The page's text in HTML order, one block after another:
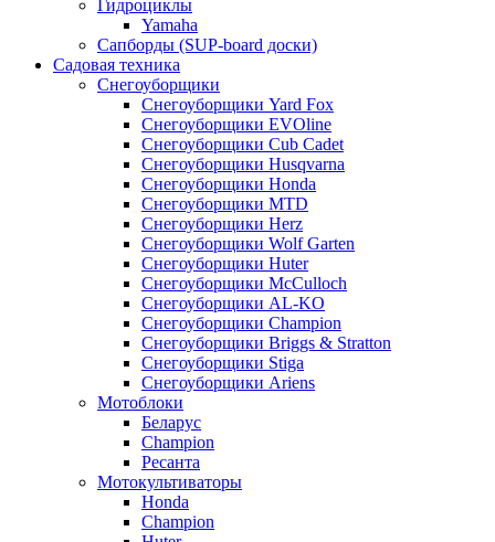
Гидроциклы
Yamaha
Сапборды (SUP-board доски)
Садовая техника
Снегоуборщики
Снегоуборщики Yard Fox
Снегоуборщики EVOline
Снегоуборщики Cub Cadet
Снегоуборщики Husqvarna
Снегоуборщики Honda
Снегоуборщики MTD
Снегоуборщики Herz
Снегоуборщики Wolf Garten
Снегоуборщики Huter
Снегоуборщики McCulloch
Снегоуборщики AL-KO
Снегоуборщики Champion
Снегоуборщики Briggs & Stratton
Снегоуборщики Stiga
Снегоуборщики Ariens
Мотоблоки
Беларус
Champion
Ресанта
Мотокультиваторы
Honda
Champion